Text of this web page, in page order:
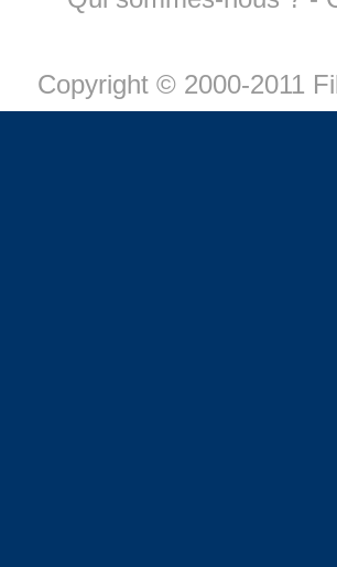
Copyright © 2000-2011